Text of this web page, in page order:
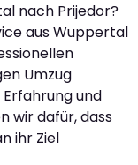
nach Prijedor?
aus Wuppertal
Umzug
und
wir dafür, dass
ihr Ziel